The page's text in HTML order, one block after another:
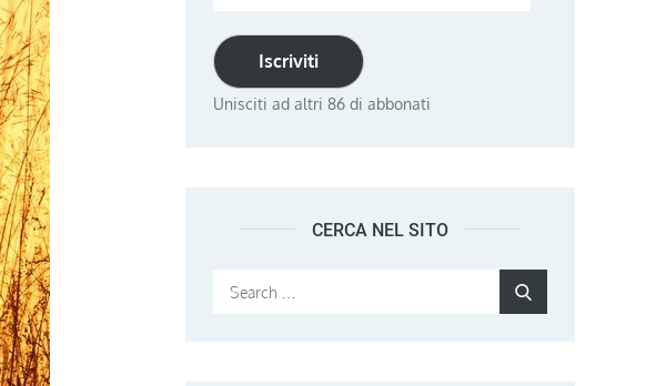
Iscriviti
Unisciti ad altri 86 di abbonati
CERCA NEL SITO
Search